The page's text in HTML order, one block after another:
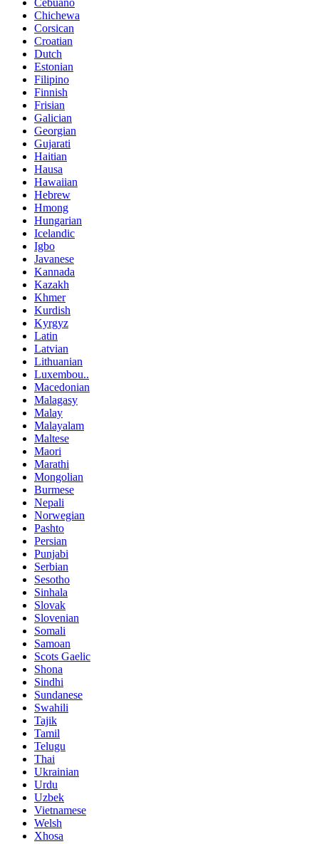
Cebuano
Chichewa
Corsican
Croatian
Dutch
Estonian
Filipino
Finnish
Frisian
Galician
Georgian
Gujarati
Haitian
Hausa
Hawaiian
Hebrew
Hmong
Hungarian
Icelandic
Igbo
Javanese
Kannada
Kazakh
Khmer
Kurdish
Kyrgyz
Latin
Latvian
Lithuanian
Luxembou..
Macedonian
Malagasy
Malay
Malayalam
Maltese
Maori
Marathi
Mongolian
Burmese
Nepali
Norwegian
Pashto
Persian
Punjabi
Serbian
Sesotho
Sinhala
Slovak
Slovenian
Somali
Samoan
Scots Gaelic
Shona
Sindhi
Sundanese
Swahili
Tajik
Tamil
Telugu
Thai
Ukrainian
Urdu
Uzbek
Vietnamese
Welsh
Xhosa